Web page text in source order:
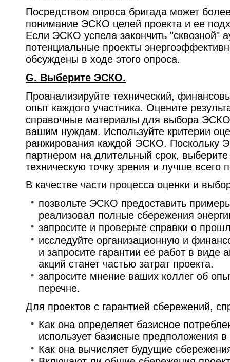
Посредством опроса бригада может
понимание ЭСКО целей проекта и ее
Если ЭСКО успела закончить "сквозной"
потенциальные проекты
обсуждены в ходе этого опроса.
G. Выберите ЭСКО.
Проанализируйте технический,
опыт каждого участника. Оцените
справочные материалы для выбора
вашим нуждам. Используйте критерии
ранжирования каждой ЭСКО. Поскольку
партнером на длительный срок,
техническую точку зрения и лучше
В качестве части процесса оценки и
позвольте ЭСКО предоставить
реализовал полные сбережения
запросите и проверьте справки о
исследуйте организационную и
и запросите гарантии ее работ в виде
акций станет частью затрат проекта.
запросите мнение ваших коллег об
перечне.
Для проектов с гарантией сбережений,
Как она определяет базисное
использует базисные предположения
Как она вычисляет будущие